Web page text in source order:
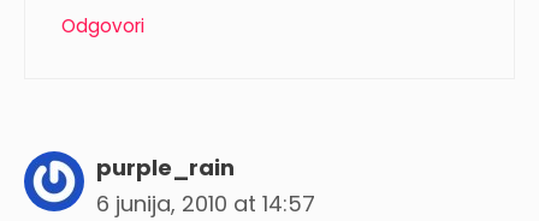
Odgovori
purple_rain
6 junija, 2010 at 14:57